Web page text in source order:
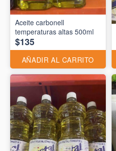
Aceite carbonell
temperaturas altas 500ml
$135
AÑADIR AL CARRITO